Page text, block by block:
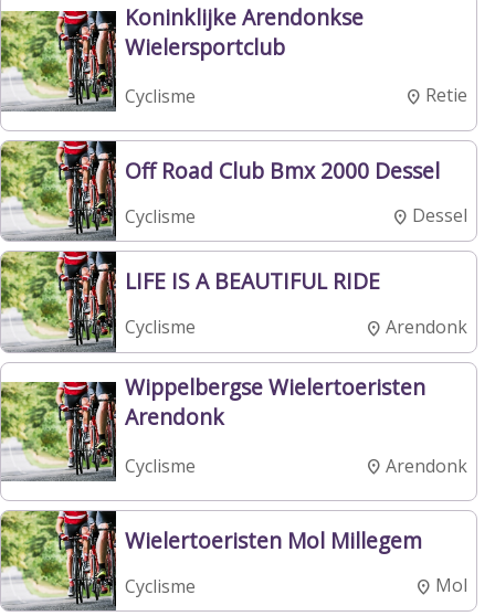
Koninklijke Arendonkse
Wielersportclub
Cyclisme Retie
Off Road Club Bmx 2000 Dessel
Cyclisme Dessel
LIFE IS A BEAUTIFUL RIDE
Cyclisme Arendonk
Wippelbergse Wielertoeristen
Arendonk
Cyclisme Arendonk
Wielertoeristen Mol Millegem
Cyclisme Mol